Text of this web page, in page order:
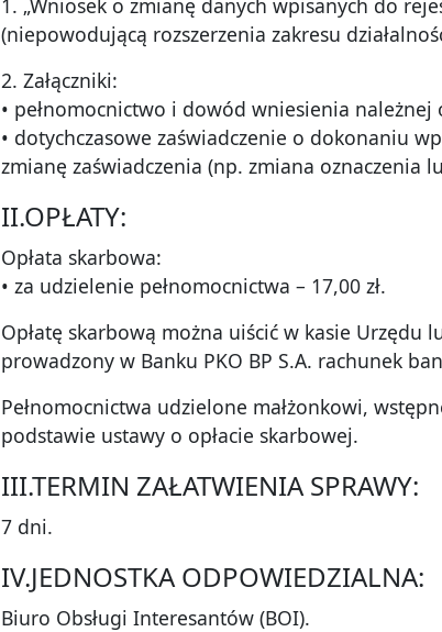
1. „Wniosek o zmianę danych wpisanych do
(niepowodującą rozszerzenia zakresu
2. Załączniki:
• pełnomocnictwo i dowód wniesienia należnej
• dotychczasowe zaświadczenie o dokonaniu
zmianę zaświadczenia (np. zmiana oznaczenia
II.OPŁATY:
Opłata skarbowa:
• za udzielenie pełnomocnictwa – 17,00 zł.
Opłatę skarbową można uiścić w kasie Urzędu
prowadzony w Banku PKO BP S.A. rachunek
Pełnomocnictwa udzielone małżonkowi,
podstawie ustawy o opłacie skarbowej.
III.TERMIN ZAŁATWIENIA SPRAWY:
7 dni.
IV.JEDNOSTKA ODPOWIEDZIALNA:
Biuro Obsługi Interesantów (BOI).